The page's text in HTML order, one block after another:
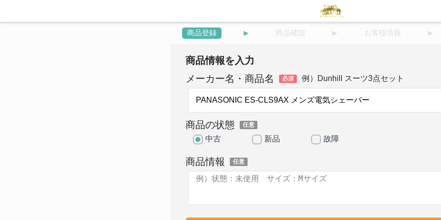
商品登録 商品確認 お客様情報
商品情報を入力
メーカー名・商品名
必須 例）Dunhill スーツ3点セット
商品の状態 任意
中古 新品 故障
商品情報 任意